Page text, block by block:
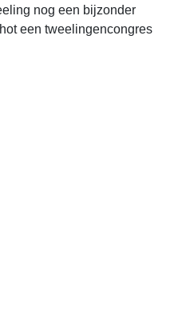
nog een bijzonder
een tweelingencongres